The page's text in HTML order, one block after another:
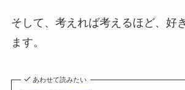
そして、考えれば考えるほど、好
ます。
あわせて読みたい